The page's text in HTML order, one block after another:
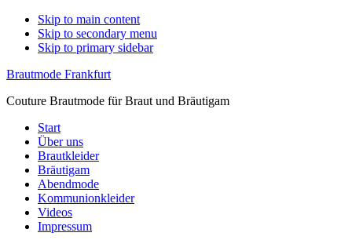
Skip to main content
Skip to secondary menu
Skip to primary sidebar
Brautmode Frankfurt
Couture Brautmode für Braut und Bräutigam
Start
Über uns
Brautkleider
Bräutigam
Abendmode
Kommunionkleider
Videos
Impressum